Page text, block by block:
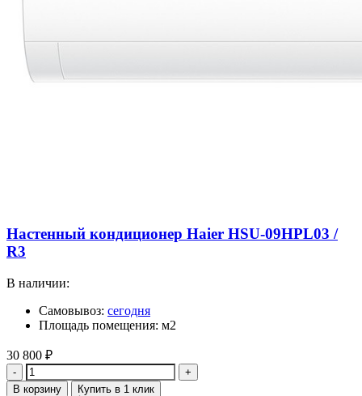
Настенный кондиционер Haier HSU-09HPL03 /
R3
В наличии:
Самовывоз: сегодня
Площадь помещения: м2
30 800 ₽
Количество
В корзину Купить в 1 клик